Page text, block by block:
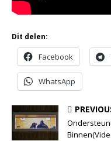
Dit delen:
Facebook
WhatsApp